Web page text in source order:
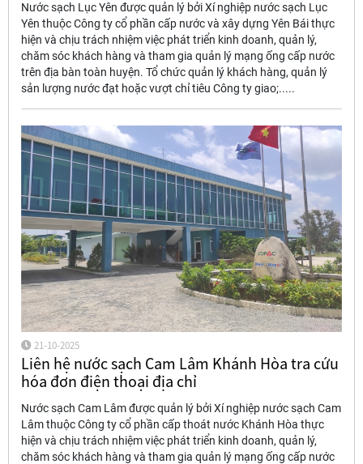
Nước sạch Lục Yên được quản lý bởi Xí nghiệp nước sạch Lục
Yên thuộc Công ty cổ phần cấp nước và xây dựng Yên Bái thực
hiện và chịu trách nhiệm việc phát triển kinh doanh, quản lý,
chăm sóc khách hàng và tham gia quản lý mạng ống cấp nước
trên địa bàn toàn huyện. Tổ chức quản lý khách hàng, quản lý
sản lượng nước đạt hoặc vượt chỉ tiêu Công ty giao;.....
21-10-2025
Liên hệ nước sạch Cam Lâm Khánh Hòa tra cứu
hóa đơn điện thoại địa chỉ
Nước sạch Cam Lâm được quản lý bởi Xí nghiệp nước sạch Cam
Lâm thuộc Công ty cổ phần cấp thoát nước Khánh Hòa thực
hiện và chịu trách nhiệm việc phát triển kinh doanh, quản lý,
chăm sóc khách hàng và tham gia quản lý mạng ống cấp nước